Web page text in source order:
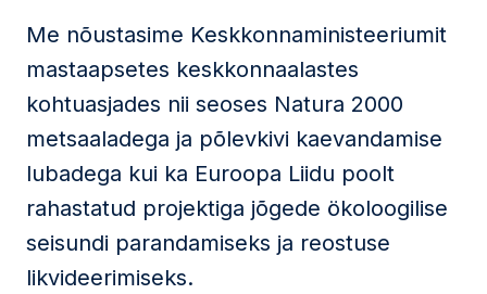
Me nõustasime Keskkonnaministeeriumit
mastaapsetes keskkonnaalastes
kohtuasjades nii seoses Natura 2000
metsaaladega ja põlevkivi kaevandamise
lubadega kui ka Euroopa Liidu poolt
rahastatud projektiga jõgede ökoloogilise
seisundi parandamiseks ja reostuse
likvideerimiseks.